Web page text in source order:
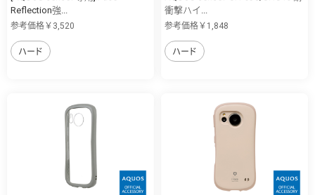
Reflection強...
参考価格￥3,520
ハード
衝撃ハイ...
参考価格￥1,848
ハード